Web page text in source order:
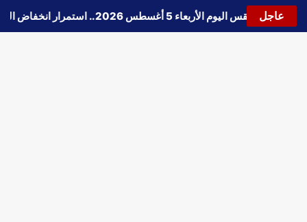
عاجل
🔵حالة الطقس اليوم الأربعاء 5 أغسطس 2026.. استمرار انخفاض الحرارة وتحذيرات من الشبورة واضطراب الملاحة